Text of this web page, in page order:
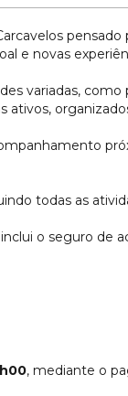
e novas
variadas, como
ativos,
todas as
o seguro de
, mediante o